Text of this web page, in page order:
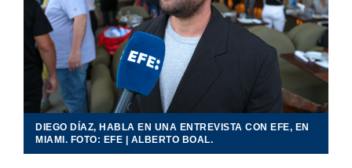
DIEGO DÍAZ, HABLA EN UNA ENTREVISTA CON EFE, EN
MIAMI. FOTO: EFE | ALBERTO BOAL.